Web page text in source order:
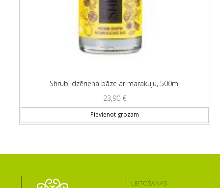
Shrub, dzēriena bāze ar marakuju, 500ml
23,90 €
Pievienot grozam
LIETOŠANAS